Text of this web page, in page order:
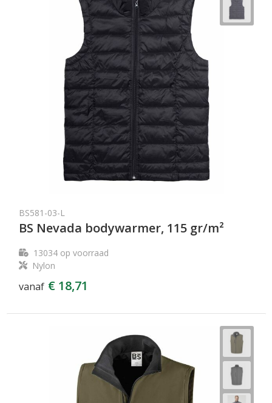
BS581-03-L
BS Nevada bodywarmer, 115 gr/m²
13034op voorraad
Nylon
vanaf € 18,71